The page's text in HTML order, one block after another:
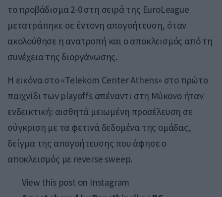
το προβάδισμα 2-0 στη σειρά της EuroLeague
μετατράπηκε σε έντονη απογοήτευση, όταν
ακολούθησε η ανατροπή και ο αποκλεισμός από τη
συνέχεια της διοργάνωσης.
Η εικόνα στο «Telekom Center Athens» στο πρώτο
παιχνίδι των playoffs απέναντι στη Μύκονο ήταν
ενδεικτική: αισθητά μειωμένη προσέλευση σε
σύγκριση με τα φετινά δεδομένα της ομάδας,
δείγμα της απογοήτευσης που άφησε ο
αποκλεισμός με reverse sweep.
View this post on Instagram